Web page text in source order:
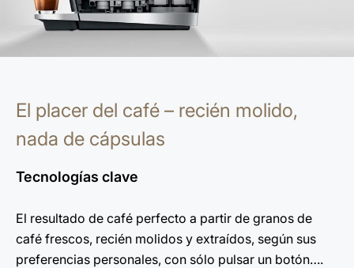
El placer del café – recién molido,
nada de cápsulas
Tecnologías clave
El resultado de café perfecto a partir de granos de
café frescos, recién molidos y extraídos, según sus
preferencias personales, con sólo pulsar un botón….